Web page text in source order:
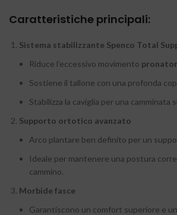
Caratteristiche principali:
Sistema stabilizzante Spenco Total
Riduce l’eccessivo movimento
Sostiene il tallone con una profonda
Stabilizza la caviglia per una camminata
Supporto ortotico avanzato
Arco plantare ben definito per un
Ideale per mantenere una postura
cammino.
Morbide fasce
Garantiscono un comfort superiore e